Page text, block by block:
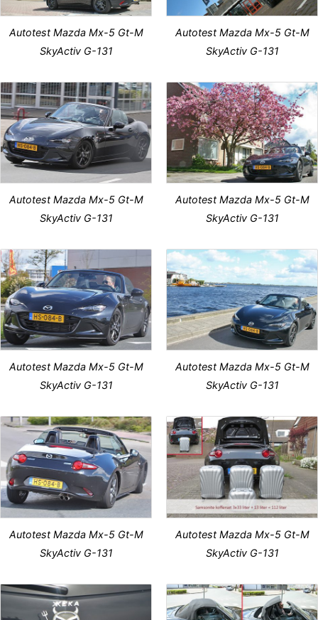
Autotest Mazda Mx-5 Gt-M
SkyActiv G-131
Autotest Mazda Mx-5 Gt-M
SkyActiv G-131
Autotest Mazda Mx-5 Gt-M
SkyActiv G-131
Autotest Mazda Mx-5 Gt-M
SkyActiv G-131
Autotest Mazda Mx-5 Gt-M
SkyActiv G-131
Autotest Mazda Mx-5 Gt-M
SkyActiv G-131
Autotest Mazda Mx-5 Gt-M
SkyActiv G-131
Autotest Mazda Mx-5 Gt-M
SkyActiv G-131